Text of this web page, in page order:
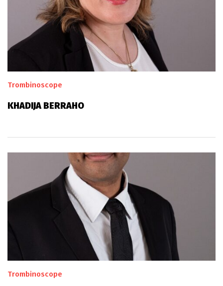
Trombinoscope
KHADIJA BERRAHO
Trombinoscope